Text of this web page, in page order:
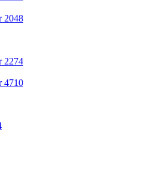
2048
2274
4710